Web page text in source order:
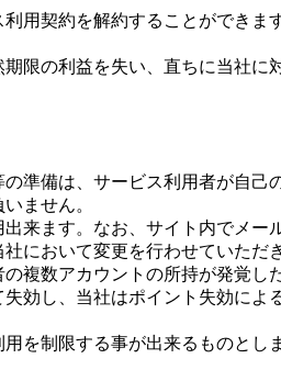
用契約を解約することができま
限の利益を失い、直ちに当社に
準備は、サービス利用者が自己
ません。
来ます。なお、サイト内でメー
において変更を行わせていただ
複数アカウントの所持が発覚し
効し、当社はポイント失効によ
を制限する事が出来るものとしま